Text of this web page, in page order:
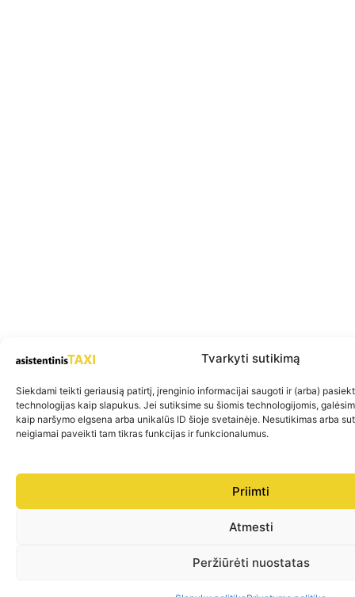
Tvarkyti sutikimą
Siekdami teikti geriausią patirtį, įrenginio informacijai saugoti ir (arba)
technologijas kaip slapukus. Jei sutiksime su šiomis technologijomis,
kaip naršymo elgsena arba unikalūs ID šioje svetainėje. Nesutikimas arba
neigiamai paveikti tam tikras funkcijas ir funkcionalumus.
Priimti
Atmesti
Peržiūrėti nuostatas